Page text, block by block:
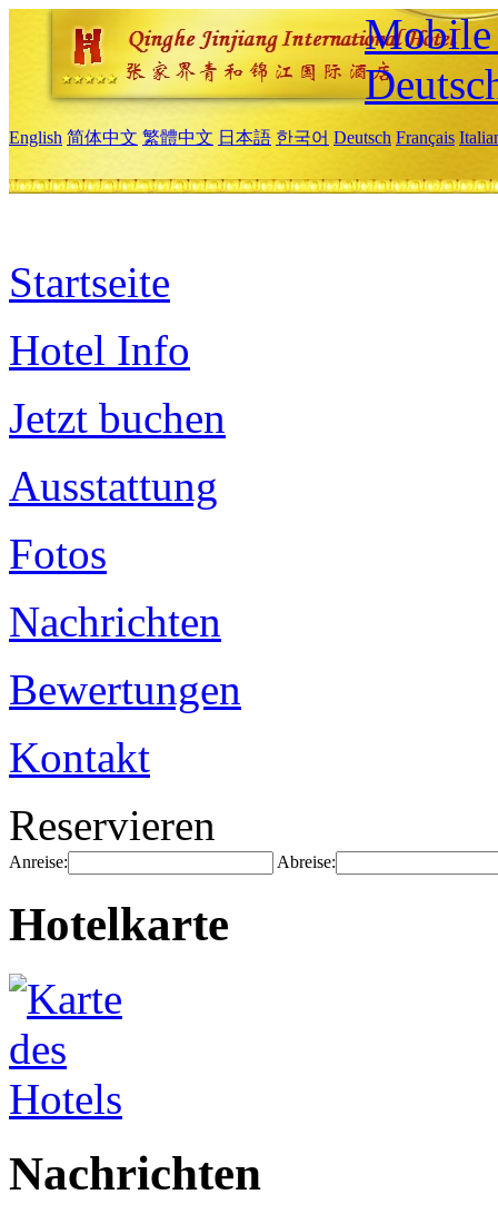
Mobile
English 简体中文 繁體中文 日本語 한국어 Deutsch Français
Startseite
Hotel Info
Jetzt buchen
Ausstattung
Fotos
Nachrichten
Bewertungen
Kontakt
Reservieren
Anreise: Abreise:
Hotelkarte
Nachrichten